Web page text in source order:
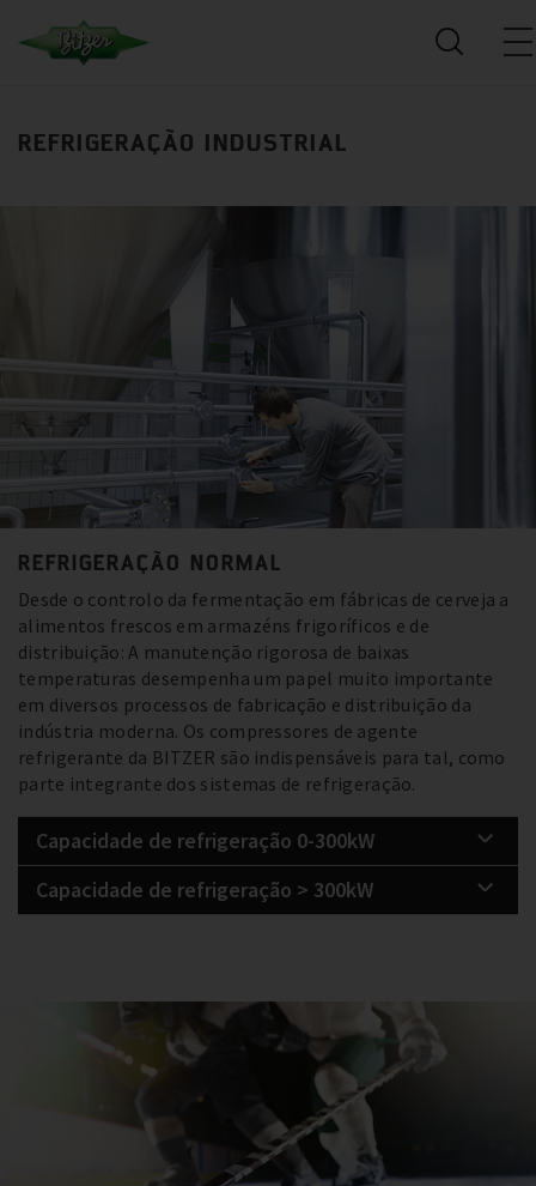
REFRIGERAÇÃO INDUSTRIAL
REFRIGERAÇÃO NORMAL
Desde o controlo da fermentação em fábricas de cerveja a
alimentos frescos em armazéns frigoríficos e de
distribuição: A manutenção rigorosa de baixas
temperaturas desempenha um papel muito importante
em diversos processos de fabricação e distribuição da
indústria moderna. Os compressores de agente
refrigerante da BITZER são indispensáveis ​​para tal, como
parte integrante dos sistemas de refrigeração.
Capacidade de refrigeração 0-300kW
Capacidade de refrigeração > 300kW